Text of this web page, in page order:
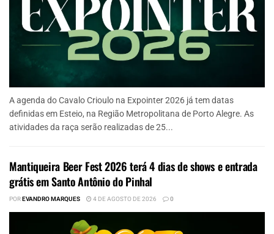
A agenda do Cavalo Crioulo na Expointer 2026 já tem datas
definidas em Esteio, na Região Metropolitana de Porto Alegre. As
atividades da raça serão realizadas de 25...
Mantiqueira Beer Fest 2026 terá 4 dias de shows e entrada
grátis em Santo Antônio do Pinhal
POREVANDRO MARQUES 4 DE AGOSTO DE 2026 0